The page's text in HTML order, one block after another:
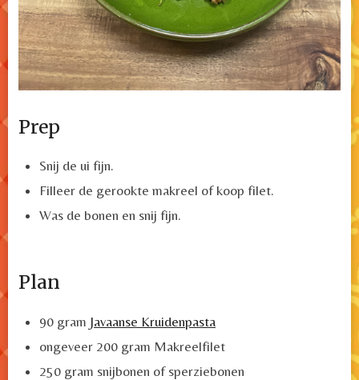
Prep
Snij de ui fijn.
Filleer de gerookte makreel of koop filet.
Was de bonen en snij fijn.
Plan
90 gram Javaanse Kruidenpasta
ongeveer 200 gram Makreelfilet
250 gram snijbonen of sperziebonen